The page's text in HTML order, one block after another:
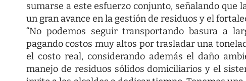
sumarse a este esfuerzo conjunto, señalando
un gran avance en la gestión de residuos y el
“No podemos seguir transportando basura a
pagando costos muy altos por trasladar una
el costo real, considerando además el daño
manejo de residuos sólidos domiciliarios y el